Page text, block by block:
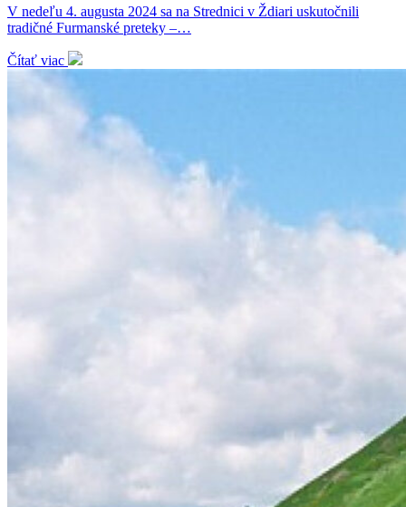
V nedeľu 4. augusta 2024 sa na Strednici v Ždiari uskutočnili
tradičné Furmanské preteky –…
Čítať viac